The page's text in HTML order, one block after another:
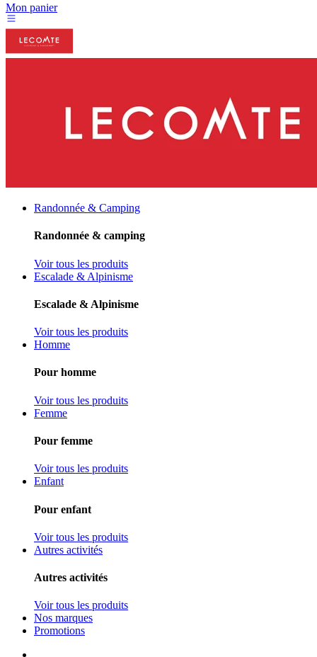
Mon panier
Randonnée & Camping
Randonnée & camping
Voir tous les produits
Escalade & Alpinisme
Escalade & Alpinisme
Voir tous les produits
Homme
Pour homme
Voir tous les produits
Femme
Pour femme
Voir tous les produits
Enfant
Pour enfant
Voir tous les produits
Autres activités
Autres activités
Voir tous les produits
Nos marques
Promotions